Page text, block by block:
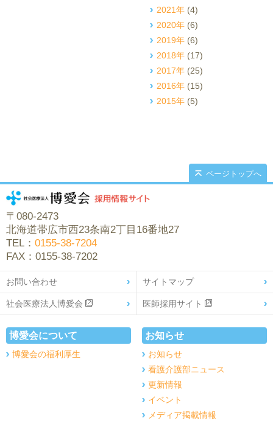
2021年 (4)
2020年 (6)
2019年 (6)
2018年 (17)
2017年 (25)
2016年 (15)
2015年 (5)
ページトップへ
〒080-2473
北海道帯広市西23条南2丁目16番地27
TEL： 0155-38-7204
FAX：0155-38-7202
お問い合わせ サイトマップ
社会医療法人博愛会 医師採用サイト
博愛会について
博愛会の福利厚生
お知らせ
お知らせ
看護介護部ニュース
更新情報
イベント
メディア掲載情報